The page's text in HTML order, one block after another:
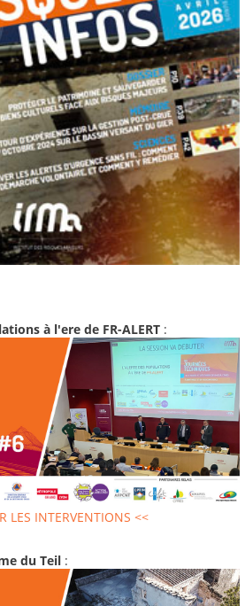
à l'ere de FR-ALERT :
LES INTERVENTIONS <<
du Teil :